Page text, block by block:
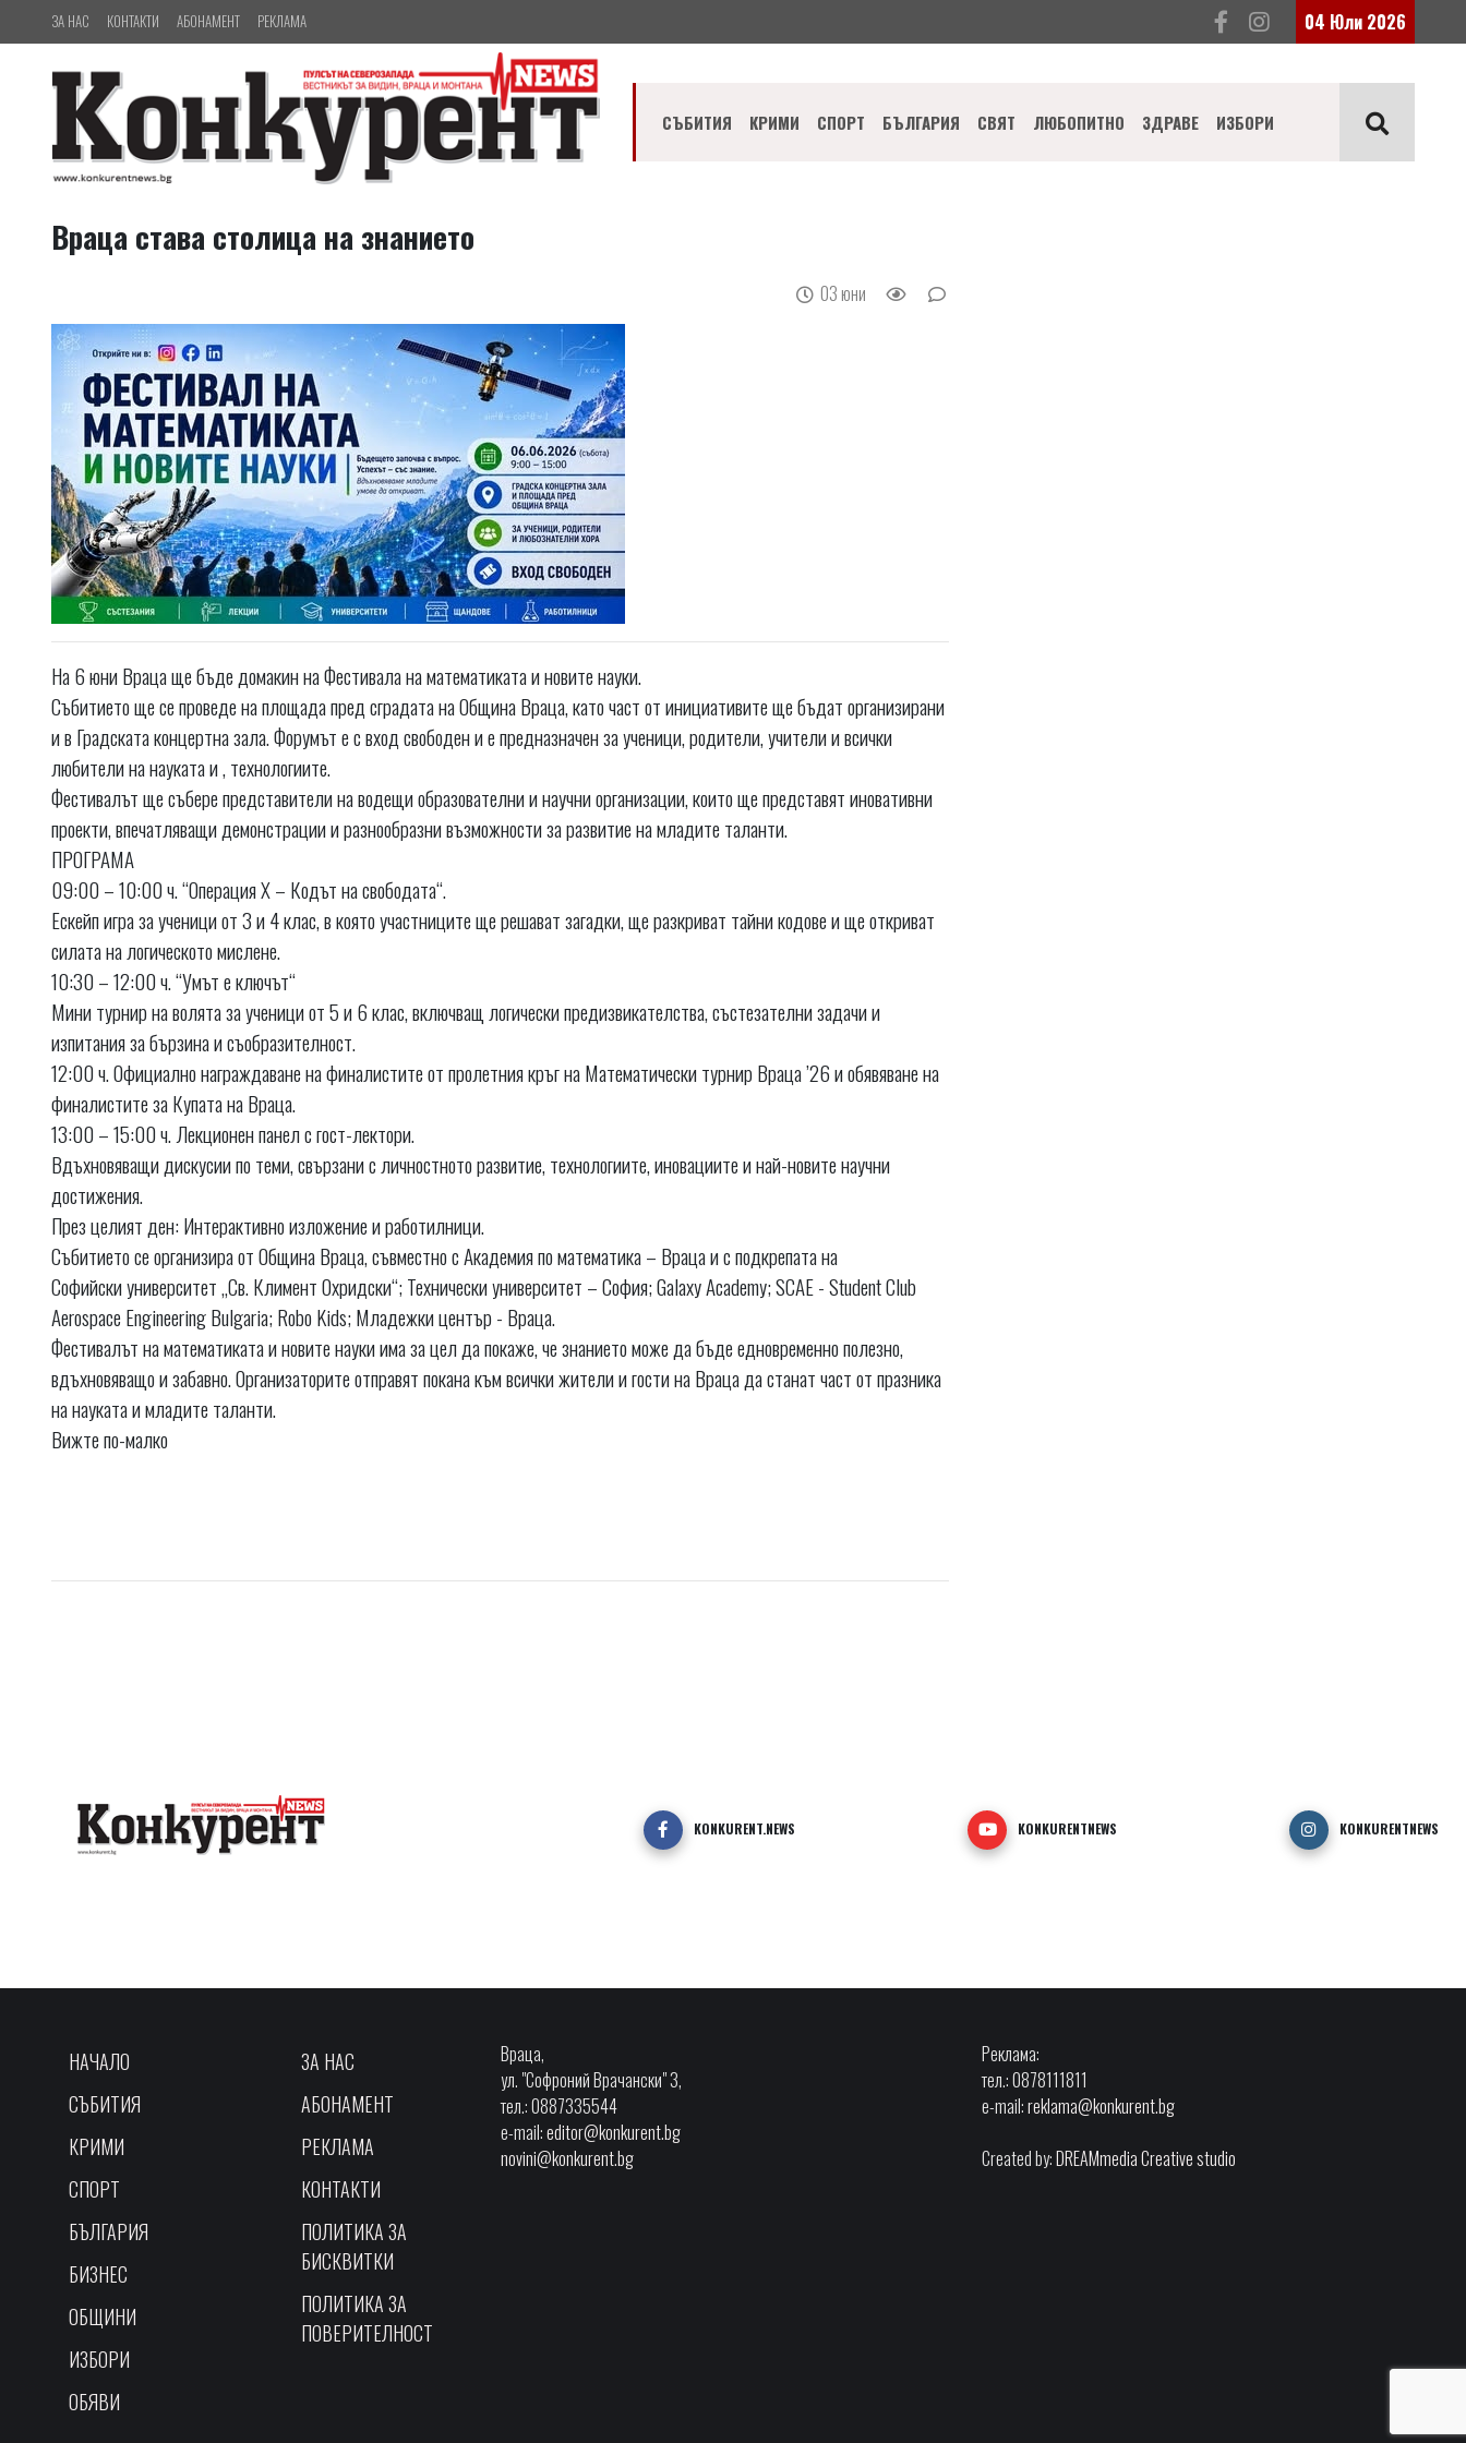
ЗА НАС КОНТАКТИ АБОНАМЕНТ РЕКЛАМА 04 Юли 2026
СЪБИТИЯ КРИМИ СПОРТ БЪЛГАРИЯ СВЯТ ЛЮБОПИТНО ЗДРАВЕ ИЗБОРИ
Враца става столица на знанието
03 юни
На 6 юни Враца ще бъде домакин на Фестивала на математиката и новите науки.
Събитието ще се проведе на площада пред сградата на Община Враца, като част от инициативите ще бъдат организирани
и в Градската концертна зала. Форумът е с вход свободен и е предназначен за ученици, родители, учители и всички
любители на науката и , технологиите.
Фестивалът ще събере представители на водещи образователни и научни организации, които ще представят иновативни
проекти, впечатляващи демонстрации и разнообразни възможности за развитие на младите таланти.
ПРОГРАМА
09:00 – 10:00 ч. “Операция X – Кодът на свободата“.
Ескейп игра за ученици от 3 и 4 клас, в която участниците ще решават загадки, ще разкриват тайни кодове и ще откриват
силата на логическото мислене.
10:30 – 12:00 ч. “Умът е ключът“
Мини турнир на волята за ученици от 5 и 6 клас, включващ логически предизвикателства, състезателни задачи и
изпитания за бързина и съобразителност.
12:00 ч. Официалнo награждаване на финалистите от пролетния кръг на Математически турнир Враца ’26 и обявяване на
финалистите за Купата на Враца.
13:00 – 15:00 ч. Лекционен панел с гост-лектори.
Вдъхновяващи дискусии по теми, свързани с личностното развитие, технологиите, иновациите и най-новите научни
достижения.
През целият ден: Интерактивно изложение и работилници.
Събитието се организира от Община Враца, съвместно с Академия по математика – Враца и с подкрепата на
Софийски университет „Св. Климент Охридски“; Технически университет – София; Galaxy Academy; SCAE - Student Club
Aerospace Engineering Bulgaria; Robo Kids; Младежки център - Враца.
Фестивалът на математиката и новите науки има за цел да покаже, че знанието може да бъде едновременно полезно,
вдъхновяващо и забавно. Организаторите отправят покана към всички жители и гости на Враца да станат част от празника
на науката и младите таланти.
Вижте по-малко
KONKURENT.NEWS KONKURENTNEWS KONKURENTNEWS
НАЧАЛО
СЪБИТИЯ
КРИМИ
СПОРТ
БЪЛГАРИЯ
БИЗНЕС
ОБЩИНИ
ИЗБОРИ
ОБЯВИ
ЗА НАС
АБОНАМЕНТ
РЕКЛАМА
КОНТАКТИ
ПОЛИТИКА ЗА
БИСКВИТКИ
ПОЛИТИКА ЗА
ПОВЕРИТЕЛНОСТ
Враца,
ул. "Софроний Врачански" 3,
тел.: 0887335544
e-mail:editor@konkurent.bg
novini@konkurent.bg
Реклама:
тел.: 0878111811
e-mail:reklama@konkurent.bg
Created by:DREAMmedia Creative studio